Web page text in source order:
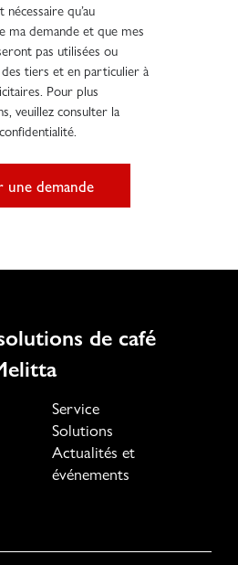
nécessaire qu’au
ma demande et que mes
pas utilisées ou
tiers et en particulier à
Pour plus
veuillez consulter la
une demande
de café
Service
Solutions
Actualités et
événements